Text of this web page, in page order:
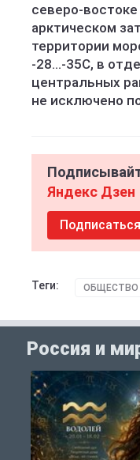
северо-
арктическом
территории
-28...-35С, в
центральных
не исключено
Яндекс Дзен
Подписаться
Теги: ОБЩЕСТВО
Россия и